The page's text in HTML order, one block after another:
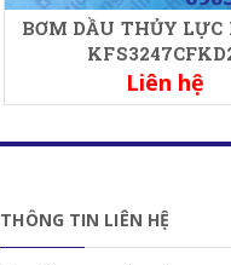
BƠM DẦU THỦY
Liên hệ
THÔNG TIN LIÊN HỆ